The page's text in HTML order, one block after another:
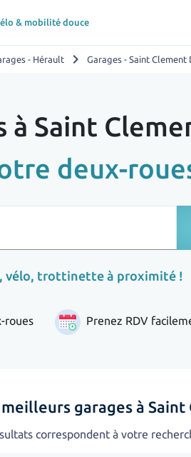
& mobilité douce
- Hérault chevron_right Garages - Saint Clement
à Saint
deux-
vélo, trottinette à proximité !
roues Prenez RDV
meilleurs garages à
correspondent à votre